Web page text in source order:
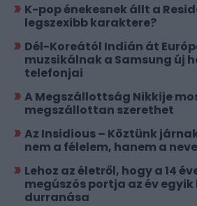
K-pop énekesnek állt a
legszexibb karaktere?
Dél-Koreától Indián át
muzsikálnak a Samsung új
telefonjai
A Megszállottság Nikkije
megszállottan szerethet
Az Insidious – Köztünk
nem a félelem, hanem a
Lehoz az életről, hogy a 14
megúszós portja az év
durranása